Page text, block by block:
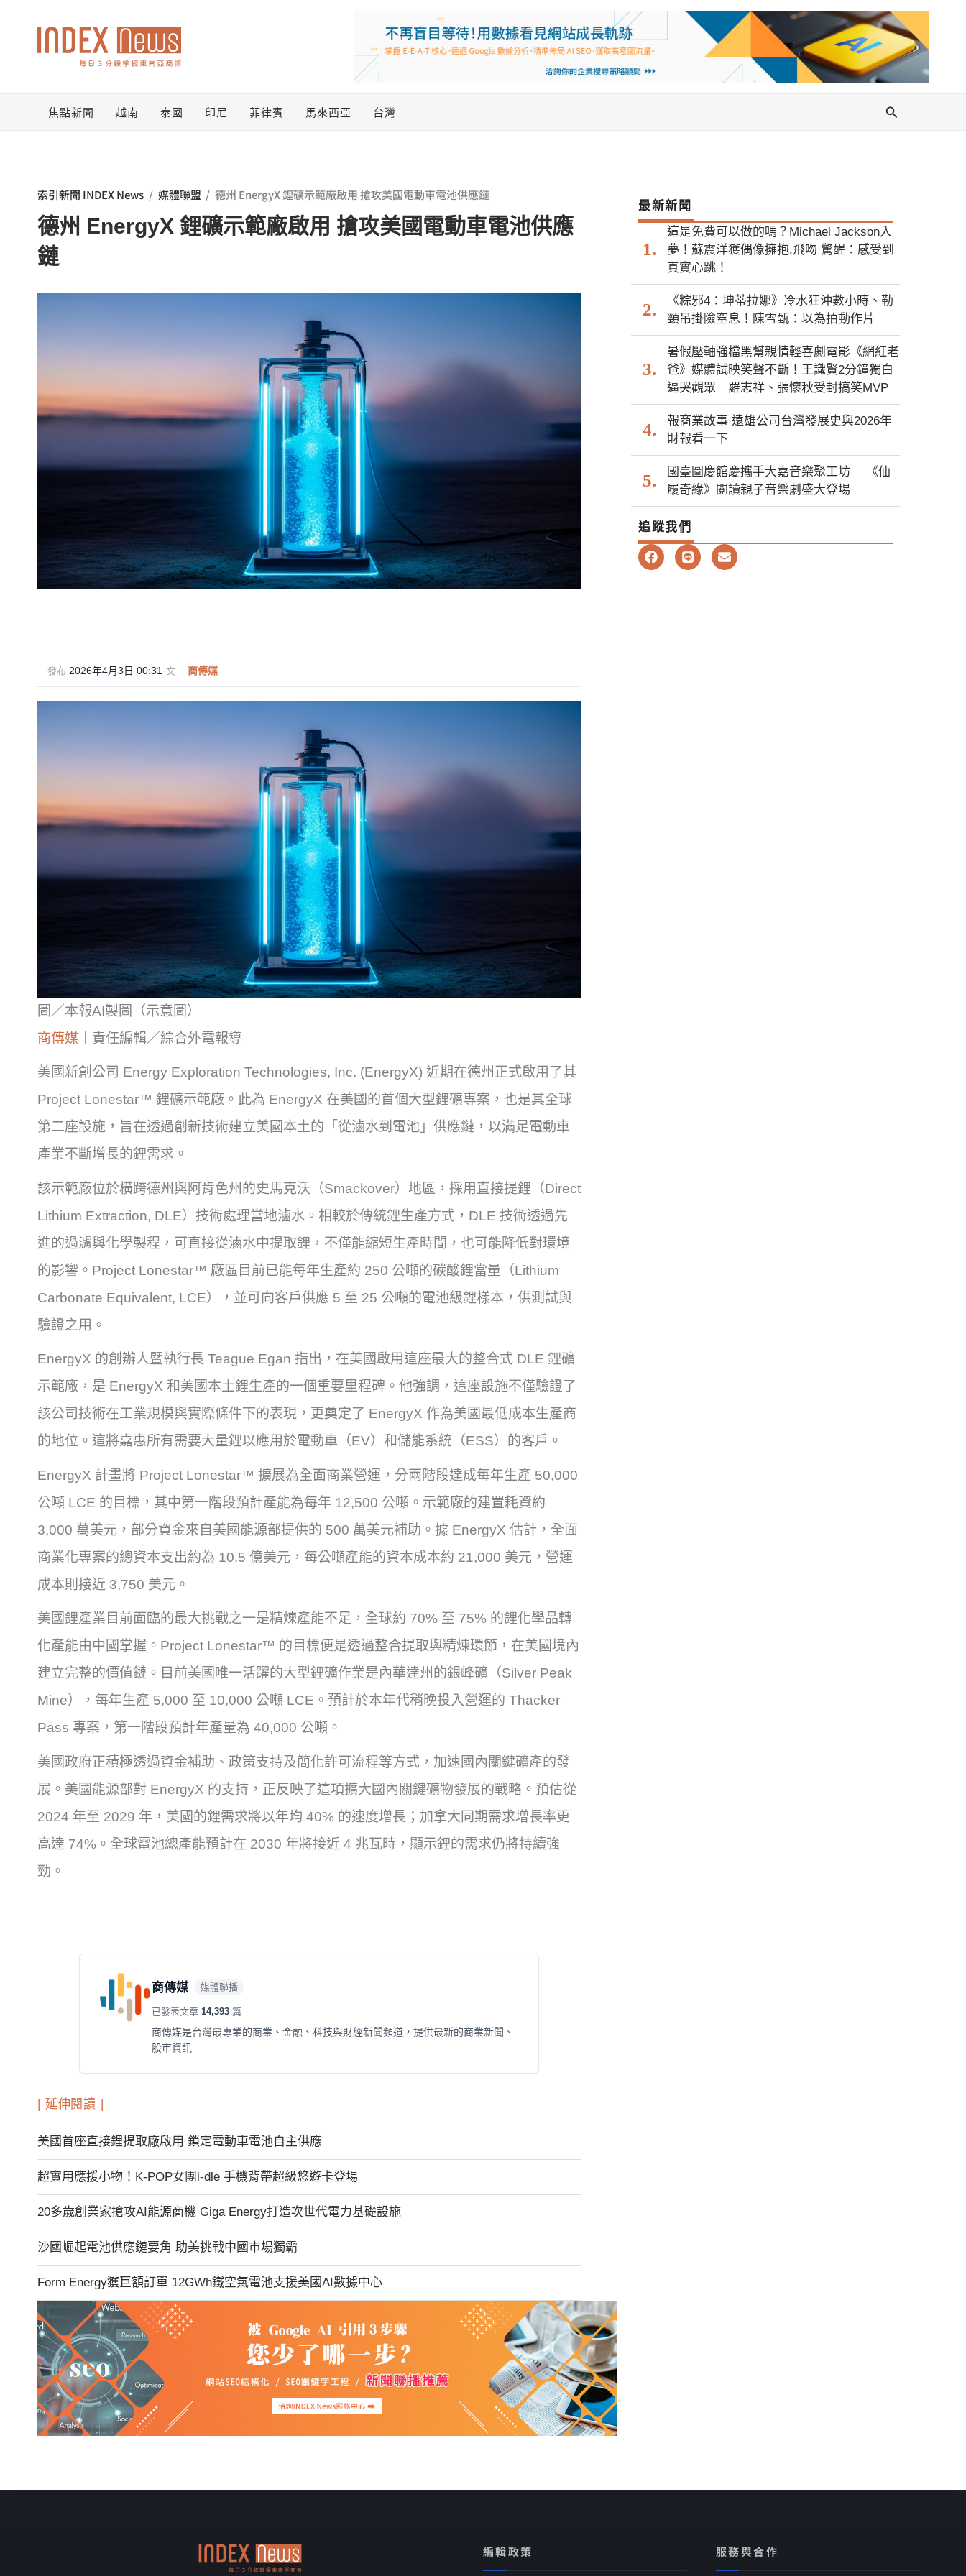
焦點新聞 越南 泰國 印尼 菲律賓 馬來西亞 台灣
搜
索引新聞 INDEX News / 媒體聯盟 / 德州 EnergyX 鋰礦示範廠啟用 搶攻美國電動車電池供應鏈
德州 EnergyX 鋰礦示範廠啟用 搶攻美國電動車電池供應
鏈
發布 2026年4月3日 00:31 ·文｜ 商傳媒
圖／本報AI製圖（示意圖）
商傳媒 ｜責任編輯／綜合外電報導
美國新創公司 Energy Exploration Technologies, Inc. (EnergyX) 近期在德州正式啟用了其
Project Lonestar™ 鋰礦示範廠。此為 EnergyX 在美國的首個大型鋰礦專案，也是其全球
第二座設施，旨在透過創新技術建立美國本土的「從滷水到電池」供應鏈，以滿足電動車
產業不斷增長的鋰需求。
該示範廠位於橫跨德州與阿肯色州的史馬克沃（Smackover）地區，採用直接提鋰（Direct
Lithium Extraction, DLE）技術處理當地滷水。相較於傳統鋰生產方式，DLE 技術透過先
進的過濾與化學製程，可直接從滷水中提取鋰，不僅能縮短生產時間，也可能降低對環境
的影響。Project Lonestar™ 廠區目前已能每年生產約 250 公噸的碳酸鋰當量（Lithium
Carbonate Equivalent, LCE），並可向客戶供應 5 至 25 公噸的電池級鋰樣本，供測試與
驗證之用。
EnergyX 的創辦人暨執行長 Teague Egan 指出，在美國啟用這座最大的整合式 DLE 鋰礦
示範廠，是 EnergyX 和美國本土鋰生產的一個重要里程碑。他強調，這座設施不僅驗證了
該公司技術在工業規模與實際條件下的表現，更奠定了 EnergyX 作為美國最低成本生產商
的地位。這將嘉惠所有需要大量鋰以應用於電動車（EV）和儲能系統（ESS）的客戶。
EnergyX 計畫將 Project Lonestar™ 擴展為全面商業營運，分兩階段達成每年生產 50,000
公噸 LCE 的目標，其中第一階段預計產能為每年 12,500 公噸。示範廠的建置耗資約
3,000 萬美元，部分資金來自美國能源部提供的 500 萬美元補助。據 EnergyX 估計，全面
商業化專案的總資本支出約為 10.5 億美元，每公噸產能的資本成本約 21,000 美元，營運
成本則接近 3,750 美元。
美國鋰產業目前面臨的最大挑戰之一是精煉產能不足，全球約 70% 至 75% 的鋰化學品轉
化產能由中國掌握。Project Lonestar™ 的目標便是透過整合提取與精煉環節，在美國境內
建立完整的價值鏈。目前美國唯一活躍的大型鋰礦作業是內華達州的銀峰礦（Silver Peak
Mine），每年生產 5,000 至 10,000 公噸 LCE。預計於本年代稍晚投入營運的 Thacker
Pass 專案，第一階段預計年產量為 40,000 公噸。
美國政府正積極透過資金補助、政策支持及簡化許可流程等方式，加速國內關鍵礦產的發
展。美國能源部對 EnergyX 的支持，正反映了這項擴大國內關鍵礦物發展的戰略。預估從
2024 年至 2029 年，美國的鋰需求將以年均 40% 的速度增長；加拿大同期需求增長率更
高達 74%。全球電池總產能預計在 2030 年將接近 4 兆瓦時，顯示鋰的需求仍將持續強
勁。
商傳媒 媒體聯播
已發表文章 14,393 篇
商傳媒是台灣最專業的商業、金融、科技與財經新聞頻道，提供最新的商業新聞、
股市資訊…
| 延伸閱讀 |
美國首座直接鋰提取廠啟用 鎖定電動車電池自主供應
超實用應援小物！K-POP女團i-dle 手機背帶超級悠遊卡登場
20多歲創業家搶攻AI能源商機 Giga Energy打造次世代電力基礎設施
沙國崛起電池供應鏈要角 助美挑戰中國市場獨霸
Form Energy獲巨額訂單 12GWh鐵空氣電池支援美國AI數據中心
最新新聞
這是免費可以做的嗎？Michael Jackson入
夢！蘇震洋獲偶像擁抱,飛吻 驚醒：感受到
真實心跳！
《粽邪4：坤蒂拉娜》冷水狂沖數小時、勒
頸吊掛險窒息！陳雪甄：以為拍動作片
暑假壓軸強檔黑幫親情輕喜劇電影《網紅老
爸》媒體試映笑聲不斷！王識賢2分鐘獨白
逼哭觀眾 羅志祥、張懷秋受封搞笑MVP
報商業故事 遠雄公司台灣發展史與2026年
財報看一下
國臺圖慶館慶攜手大嘉音樂聚工坊 《仙
履奇緣》閱讀親子音樂劇盛大登場
追蹤我們
F
a
L
i
E
n
編輯政策 服務與合作